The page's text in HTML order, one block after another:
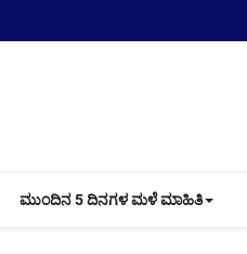
ಮುಂದಿನ 5 ದಿನಗಳ ಮಳೆ ಮಾಹಿತಿ